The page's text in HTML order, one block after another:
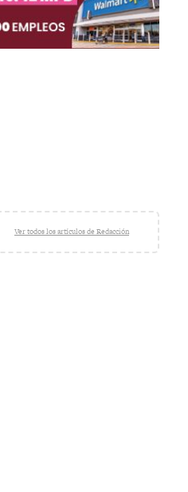
Ver todos los artículos de Redacción